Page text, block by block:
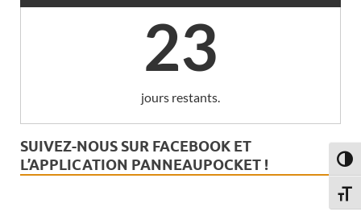
23
jours restants.
SUIVEZ-NOUS SUR FACEBOOK ET
L’APPLICATION PANNEAUPOCKET !